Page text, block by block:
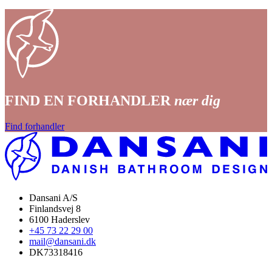
FIND EN FORHANDLER nær dig
Find forhandler
Dansani A/S
Finlandsvej 8
6100 Haderslev
+45 73 22 29 00
mail@dansani.dk
DK73318416